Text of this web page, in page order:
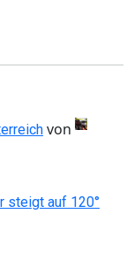
von
steigt auf 120°